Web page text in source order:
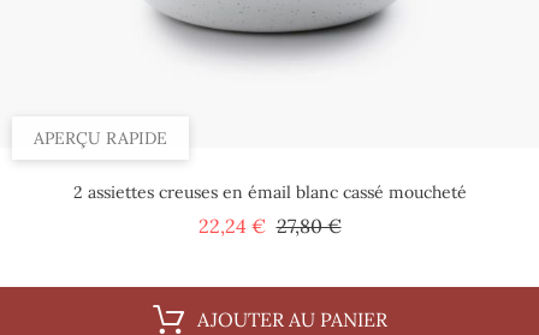
APERÇU RAPIDE
2 assiettes creuses en émail blanc cassé moucheté
22,24 € Prix
27,80 €Prix
AJOUTER AU PANIER